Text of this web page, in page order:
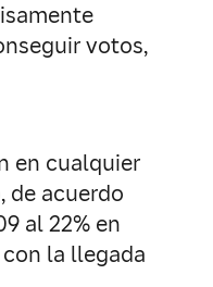
votos,
en cualquier
de acuerdo
al 22% en
la llegada